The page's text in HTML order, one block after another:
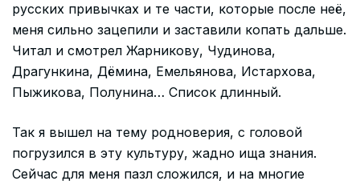
русских привычках и те части, которые после неё,
меня сильно зацепили и заставили копать дальше.
Читал и смотрел Жарникову, Чудинова,
Драгункина, Дёмина, Емельянова, Истархова,
Пыжикова, Полунина… Список длинный.
Так я вышел на тему родноверия, с головой
погрузился в эту культуру, жадно ища знания.
Сейчас для меня пазл сложился, и на многие